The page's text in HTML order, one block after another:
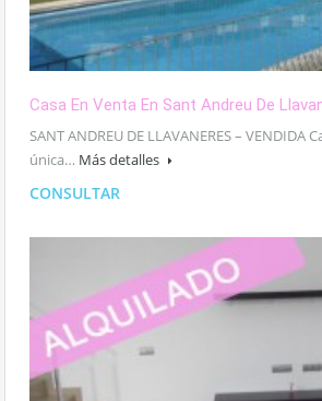
Casa En Venta En Sant Andreu De
SANT ANDREU DE LLAVANERES – VENDIDA
única… Más detalles
CONSULTAR